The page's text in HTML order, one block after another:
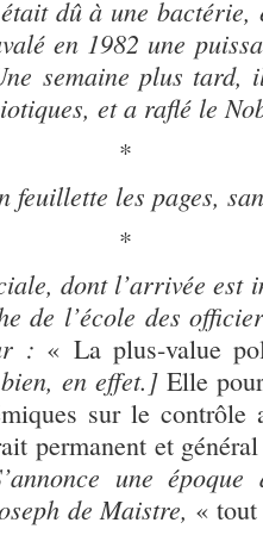
était dû à une
en 1982 une
semaine plus tard,
et a raflé le
*
feuillette les pages,
*
dont l’arrivée est
de l’école des
: « La plus-value
en effet.] Elle
sur le contrôle
permanent et
une
de Maistre, «